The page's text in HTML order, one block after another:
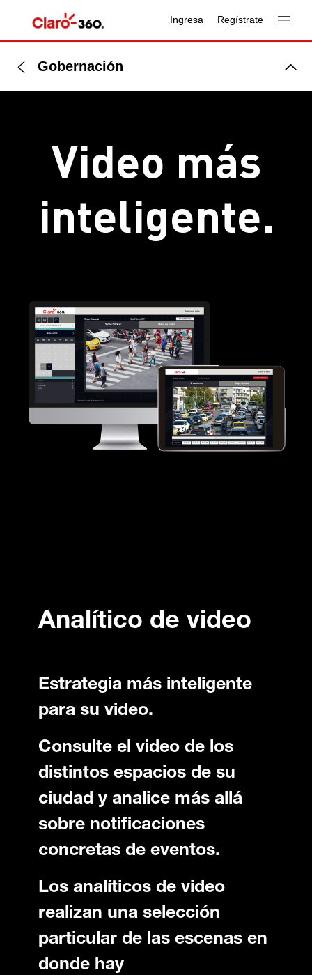
Ingresa Regístrate
Gobernación
Video más
inteligente.
Analítico de video
Estrategia más inteligente
para su video.
Consulte el video de los
distintos espacios de su
ciudad y analice más allá
sobre notificaciones
concretas de eventos.
Los analíticos de video
realizan una selección
particular de las escenas en
donde hay